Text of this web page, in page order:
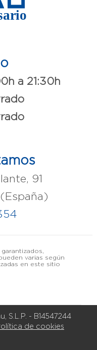
a 21:30h
91
varias según
en este sitio
S.L.P. - B14547244
de cookies